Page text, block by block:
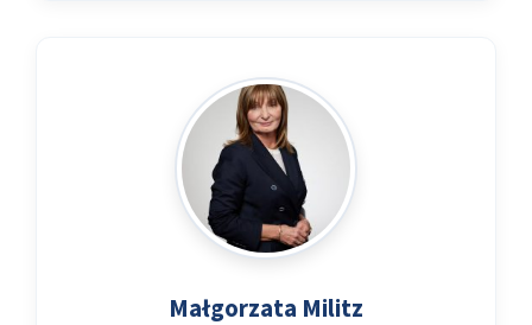
dochodowych, a także prelegent na
konferencjach poświęconych tym
zagadnieniom. Członek Rady ds.
Przeciwdziałania Unikaniu Opodatkowania.
Małgorzata Militz